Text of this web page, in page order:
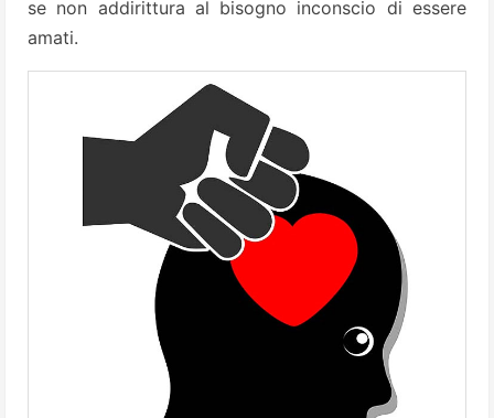
se non addirittura al bisogno inconscio di essere
amati.